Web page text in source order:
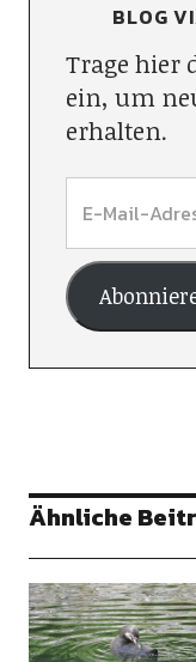
BLOG
Trage hier
ein, um
erhalten.
Ähnliche